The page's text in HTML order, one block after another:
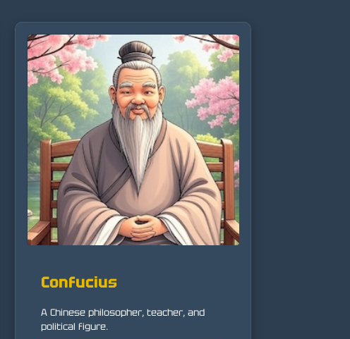
Confucius
A Chinese philosopher, teacher, and
political figure.